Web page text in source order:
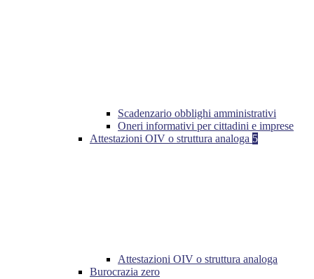
Scadenzario obblighi amministrativi
Oneri informativi per cittadini e imprese
Attestazioni OIV o struttura analoga 5
Attestazioni OIV o struttura analoga
Burocrazia zero